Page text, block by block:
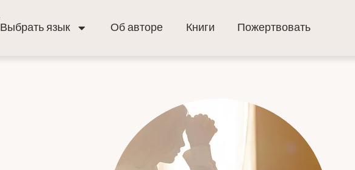
Выбрать язык Об авторе Книги Пожертвовать